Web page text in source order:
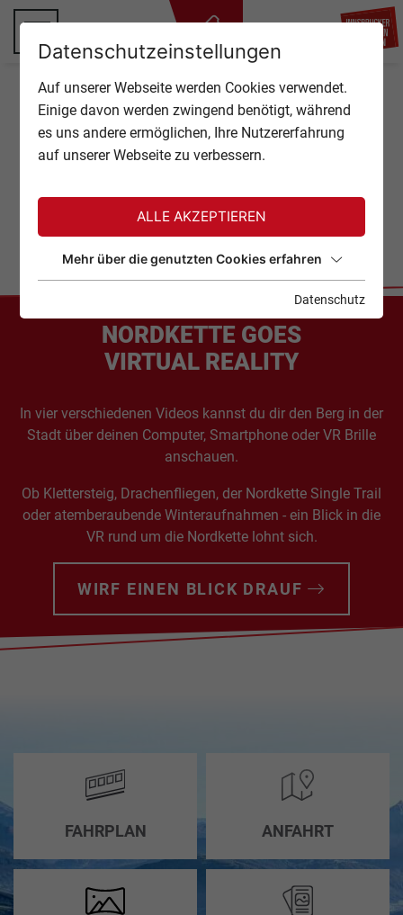
ANGEBOTE
EVENTS
GASTRONOMIE
SEEGRUBENBAHN
HAFELEKARBAHN
ARCHITEKTUR
WINTER
SHOP
SEEGRUBE
RESTAURANT
TOP
INNSBRUCK
TAGUNGEN
HOCHZEITEN
GRUPPENANGEBOTE
PACKAGES
GUTSCHEINE
TARIFE
PARTNER
JOBS
ANFAHRT
BARRIEREFREIHEIT
SCHLIESSEN
TOP OF INNSBRUCK
ANGEBOTE
GASTRONOMIE
TICKETS
Home Virtual Reality
ERLEBE DIE NORDKETTE AUS EINER NEUEN
PERSPEKTIVE!
INNSBRUCK VIRTUAL
REALITY
NORDKETTE GOES
VIRTUAL REALITY
In vier verschiedenen Videos kannst du dir den Berg in der
Stadt über deinen Computer, Smartphone oder VR Brille
anschauen.
Ob Klettersteig, Drachenfliegen, der Nordkette Single Trail
oder atemberaubende Winteraufnahmen - ein Blick in die
VR rund um die Nordkette lohnt sich.
WIRF EINEN BLICK DRAUF
FAHRPLAN ANFAHRT
Datenschutzeinstellungen
Auf unserer Webseite werden Cookies verwendet.
Einige davon werden zwingend benötigt, während
es uns andere ermöglichen, Ihre Nutzererfahrung
auf unserer Webseite zu verbessern.
ALLE AKZEPTIEREN
Mehr über die genutzten Cookies erfahren
Datenschutz